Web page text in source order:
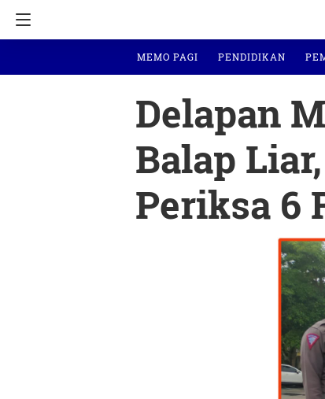
MEMO PAGI PENDIDIKAN
Delapan
Balap
Periksa 6